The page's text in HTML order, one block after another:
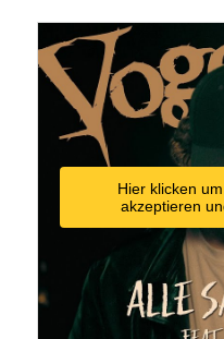
Hier klicken
akzeptieren